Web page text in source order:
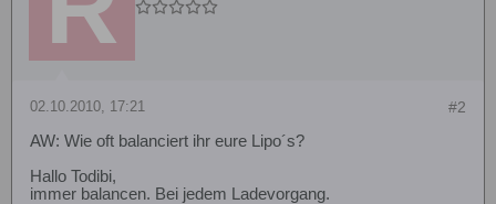
#2
02.10.2010, 17:21
AW: Wie oft balanciert ihr eure Lipo´s?
Hallo Todibi,
immer balancen. Bei jedem Ladevorgang.